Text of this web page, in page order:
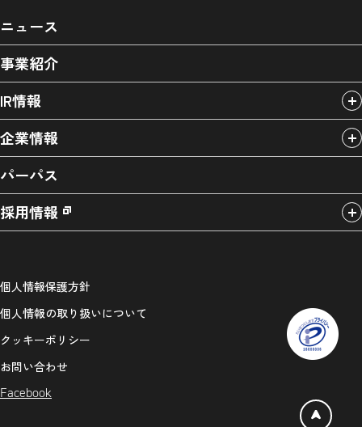
ニュース
事業紹介
IR情報
企業情報
パーパス
採用情報
個人情報保護方針
個人情報の取り扱いについて
クッキーポリシー
お問い合わせ
Facebook